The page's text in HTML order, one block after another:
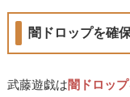
闇ドロップを確
武藤遊戯は闇ドロッ